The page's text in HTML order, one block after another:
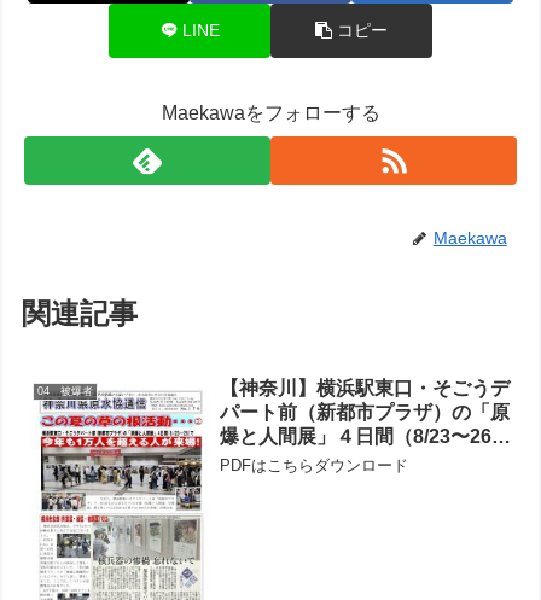
LINE コピー
Maekawaをフォローする
Maekawa
関連記事
04 被爆者
【神奈川】横浜駅東口・そごうデ
パート前（新都市プラザ）の「原
爆と人間展」４日間（8/23〜26）
で今年も1万人を超える人が来
PDFはこちらダウンロード